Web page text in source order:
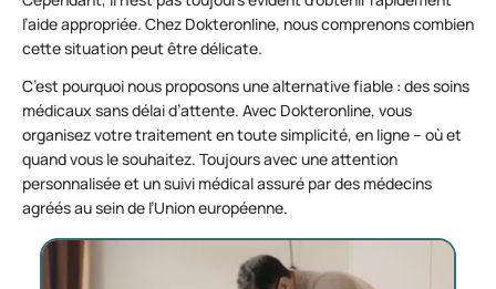
l’aide appropriée. Chez Dokteronline, nous comprenons combien
cette situation peut être délicate.
C’est pourquoi nous proposons une alternative fiable : des soins
médicaux sans délai d’attente. Avec Dokteronline, vous
organisez votre traitement en toute simplicité, en ligne – où et
quand vous le souhaitez. Toujours avec une attention
personnalisée et un suivi médical assuré par des médecins
agréés au sein de l’Union européenne.